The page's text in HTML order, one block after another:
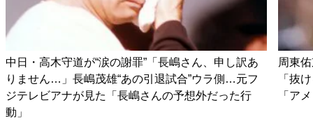
中日・高木守道が“涙の謝罪”「長嶋さん、申し訳あ
りません…」長嶋茂雄“あの引退試合”ウラ側…元フ
ジテレビアナが見た「長嶋さんの予想外だった行
動」
周東
「抜
「ア